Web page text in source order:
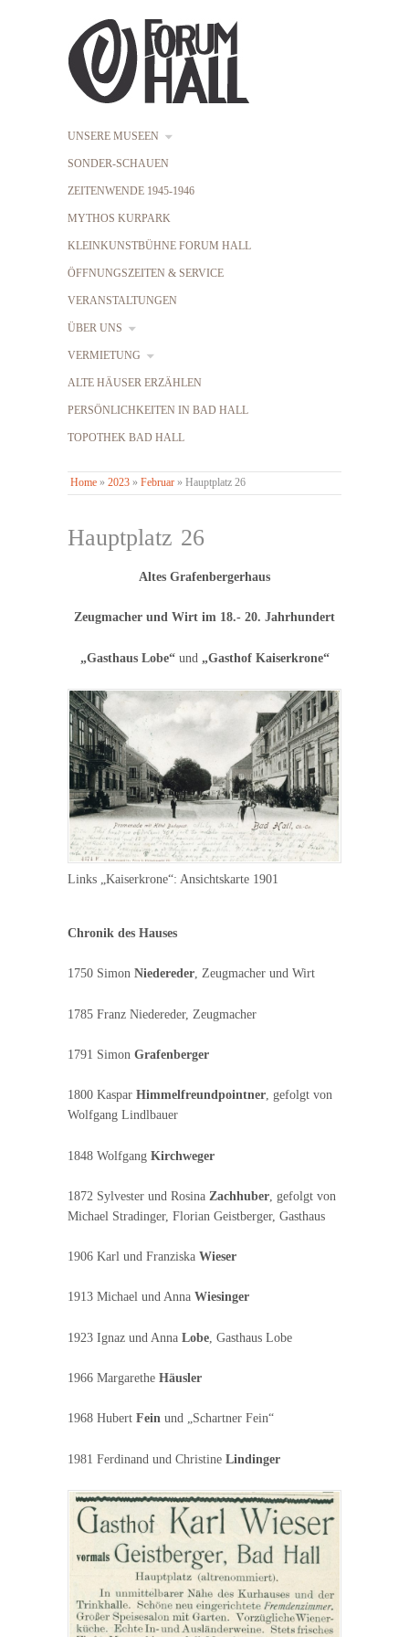
UNSERE MUSEEN
SONDER-SCHAUEN
ZEITENWENDE 1945-1946
MYTHOS KURPARK
KLEINKUNSTBÜHNE FORUM HALL
ÖFFNUNGSZEITEN & SERVICE
VERANSTALTUNGEN
ÜBER UNS
VERMIETUNG
ALTE HÄUSER ERZÄHLEN
PERSÖNLICHKEITEN IN BAD HALL
TOPOTHEK BAD HALL
Home » 2023 » Februar » Hauptplatz 26
Hauptplatz 26
Altes Grafenbergerhaus
Zeugmacher und Wirt im 18.- 20. Jahrhundert
„Gasthaus Lobe“und „Gasthof Kaiserkrone“
Links „Kaiserkrone“: Ansichtskarte 1901
Chronik des Hauses
1750 Simon Niedereder, Zeugmacher und Wirt
1785 Franz Niedereder, Zeugmacher
1791 Simon Grafenberger
1800 Kaspar Himmelfreundpointner, gefolgt von
Wolfgang Lindlbauer
1848 Wolfgang Kirchweger
1872 Sylvester und Rosina Zachhuber , gefolgt von
Michael Stradinger, Florian Geistberger, Gasthaus
1906 Karl und Franziska Wieser
1913 Michael und Anna Wiesinger
1923 Ignaz und Anna Lobe , Gasthaus Lobe
1966 Margarethe Häusler
1968 Hubert Fein und „Schartner Fein“
1981 Ferdinand und Christine Lindinger